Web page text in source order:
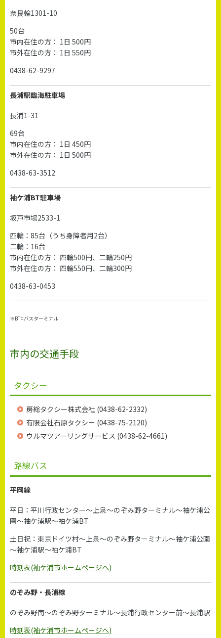
奈良輪1301-10
50台
市内在住の方： 1日 500円
市外在住の方： 1日 550円
0438-62-9297
長浦駅臨海駐車場
長浦1-31
69台
市内在住の方： 1日 450円
市外在住の方： 1日 500円
0438-63-3512
袖ケ浦BT駐車場
坂戸市場2533-1
四輪：85台（うち身障者用2台）
二輪：16台
市内在住の方： 四輪500円、二輪250円
市外在住の方： 四輪550円、二輪300円
0438-63-0453
※BT=バスターミナル
市内の交通手段
タクシー
房総タクシー株式会社 (0438-62-2332)
有限会社石原タクシー (0438-75-2120)
ウルマツアーリングサービス (0438-62-4661)
路線バス
平岡線
平日：平川行政センター～上泉～のぞみ野ターミナル～袖ケ浦公
園～袖ケ浦駅～袖ケ浦BT
土日祝：東京ドイツ村～上泉～のぞみ野ターミナル～袖ケ浦公園
～袖ケ浦駅～袖ケ浦BT
時刻表(袖ケ浦市ホームページへ)
のぞみ野・長浦線
のぞみ野南～のぞみ野ターミナル～長浦行政センター前～長浦駅
時刻表(袖ケ浦市ホームページへ)